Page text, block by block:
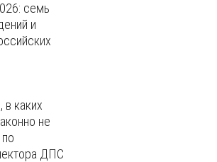
семь
и
каких
не
ДПС